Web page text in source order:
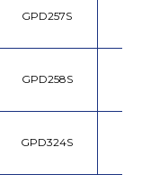
GPD257S
GPD258S
GPD324S